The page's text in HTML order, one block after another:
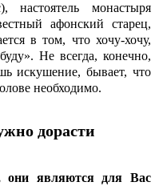
настоятель монастыря
афонский старец,
в том, что хочу-хочу,
Не всегда, конечно,
искушение, бывает, что
необходимо.
дорасти
являются для Вас